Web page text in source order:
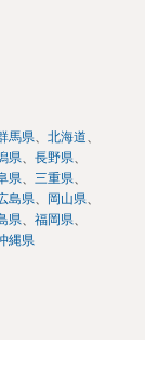
馬県
北海道
県
長野県
県
三重県
島県
岡山県
県
福岡県
縄県